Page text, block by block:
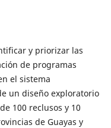
y priorizar las
de programas
el sistema
un diseño exploratorio
100 reclusos y 10
de Guayas y